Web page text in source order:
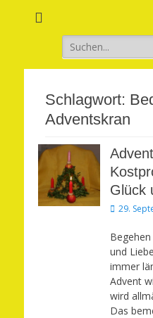
Suchen
nach:
Schlagwort:
Adventskran
Glück
29.
und
immer
Advent
wird
Das